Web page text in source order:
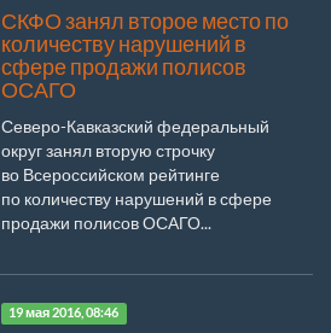
СКФО занял второе место по
количеству нарушений в
сфере продажи полисов
ОСАГО
Северо-Кавказский федеральный
округ занял вторую строчку
во Всероссийском рейтинге
по количеству нарушений в сфере
продажи полисов ОСАГО...
19 мая 2016, 08:46